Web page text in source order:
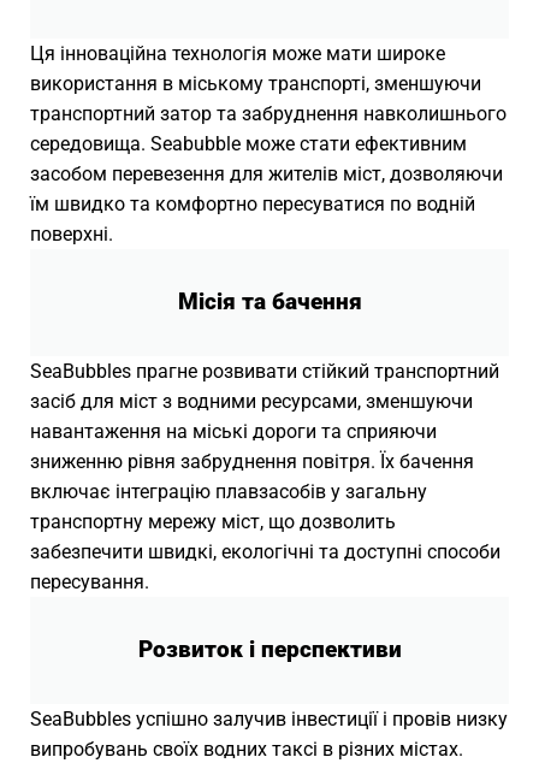
Ця інноваційна технологія може мати широке
використання в міському транспорті, зменшуючи
транспортний затор та забруднення навколишнього
середовища. Seabubble може стати ефективним
засобом перевезення для жителів міст, дозволяючи
їм швидко та комфортно пересуватися по водній
поверхні.
Місія та бачення
SeaBubbles прагне розвивати стійкий транспортний
засіб для міст з водними ресурсами, зменшуючи
навантаження на міські дороги та сприяючи
зниженню рівня забруднення повітря. Їх бачення
включає інтеграцію плавзасобів у загальну
транспортну мережу міст, що дозволить
забезпечити швидкі, екологічні та доступні способи
пересування.
Розвиток і перспективи
SeaBubbles успішно залучив інвестиції і провів низку
випробувань своїх водних таксі в різних містах.